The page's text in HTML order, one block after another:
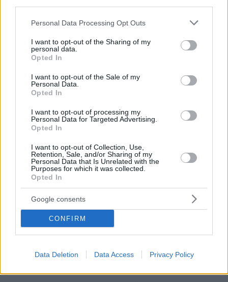
Please note that this website/app uses one or more Google
not limited to your visit or usage behaviour. You may click to
grant or deny consent to Google and its third-party tags to
use your data for below specified purposes in below Google
consent section.
Personal Data Processing Opt Outs
I want to opt-out of the Sharing of my
personal data.
Opted In
I want to opt-out of the Sale of my
Personal Data.
Opted In
I want to opt-out of processing my
Personal Data for Targeted Advertising.
Opted In
I want to opt-out of Collection, Use,
Retention, Sale, and/or Sharing of my
Personal Data that Is Unrelated with the
Purposes for which it was collected.
Opted In
Google consents
CONFIRM
Data Deletion Data Access Privacy Policy
Guerra Mondiale o distrutti durante il comunismo “è una
politica ‘osiamo essere piccoli'”, ha affermatosu Facebook.
In una conferenza stampa tenutasi venerdì scorso, dopo aver
nel Monastero delle Carmelitane, il Primo Ministro Magyar si
è impegnato a rivedere tutti i progetti riguardanti gli edifici del
distretto e a trovare la loro “migliore funzione”. Ha detto che
il nuovo governo non lascerà costruzioni incompiute e
lavorerà per completare tutte le opere in modo
economicamente vantaggioso.
Se se l’è perso: Il premier Péter Magyar inizia a
smantellare le barricate intorno all’ex centro di potere di
peter magyar # soldi
Leave a Reply